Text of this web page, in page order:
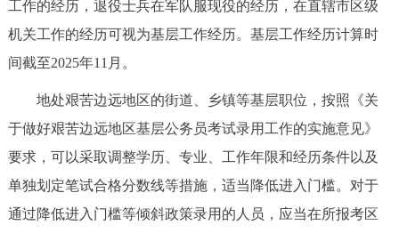
DEUTSCH FRANÇAIS РУССКИЙ ЯЗЫК
ESPAÑOL العربية PORTUGUÊS
ITALIANO
回到顶部
工作的经历，退役士兵在军队服现役的经历，在直辖市区级
机关工作的经历可视为基层工作经历。基层工作经历计算时
间截至2025年11月。
地处艰苦边远地区的街道、乡镇等基层职位，按照《关
于做好艰苦边远地区基层公务员考试录用工作的实施意见》
要求，可以采取调整学历、专业、工作年限和经历条件以及
单独划定笔试合格分数线等措施，适当降低进入门槛。对于
通过降低进入门槛等倾斜政策录用的人员，应当在所报考区